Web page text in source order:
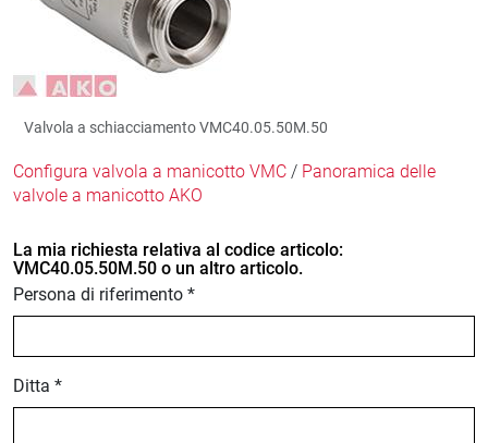
Valvola a schiacciamento VMC40.05.50M.50
Configura valvola a manicotto VMC / Panoramica delle
valvole a manicotto AKO
La mia richiesta relativa al codice articolo:
VMC40.05.50M.50 o un altro articolo.
Persona di riferimento *
Ditta *